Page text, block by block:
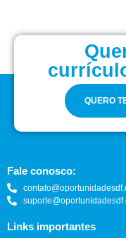
QUERO
Fale conosco:
Links importantes